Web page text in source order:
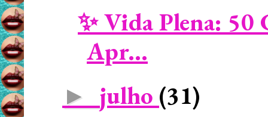
✨ Vida Plena: 50
Apr...
► julho (31)